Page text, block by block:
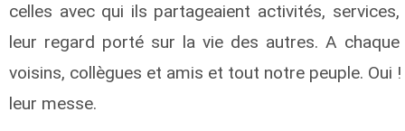
celles avec qui ils partageaient activités,
leur regard porté sur la vie des autres. A
voisins, collègues et amis et tout notre peuple. Oui
leur messe.